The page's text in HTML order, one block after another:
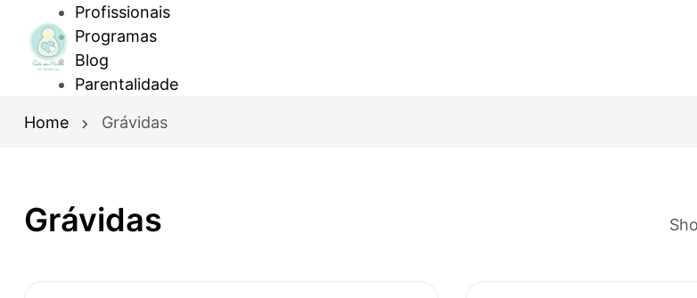
Profissionais
Programas
Blog
Parentalidade
Home Grávidas
Grávidas